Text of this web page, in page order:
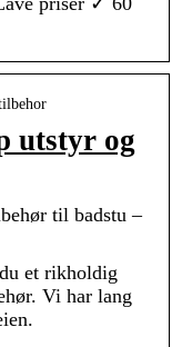
utstyr og
til badstu –
et rikholdig
Vi har lang